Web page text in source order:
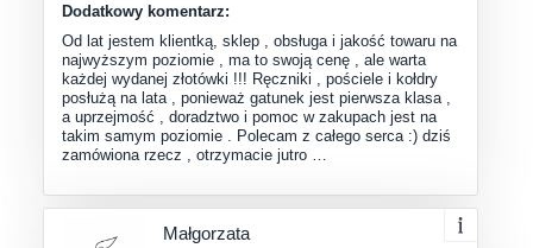
Dodatkowy komentarz:
Od lat jestem klientką, sklep , obsługa i jakość towaru na
najwyższym poziomie , ma to swoją cenę , ale warta
każdej wydanej złotówki !!! Ręczniki , pościele i kołdry
posłużą na lata , ponieważ gatunek jest pierwsza klasa ,
a uprzejmość , doradztwo i pomoc w zakupach jest na
takim samym poziomie . Polecam z całego serca :) dziś
zamówiona rzecz , otrzymacie jutro …
Małgorzata